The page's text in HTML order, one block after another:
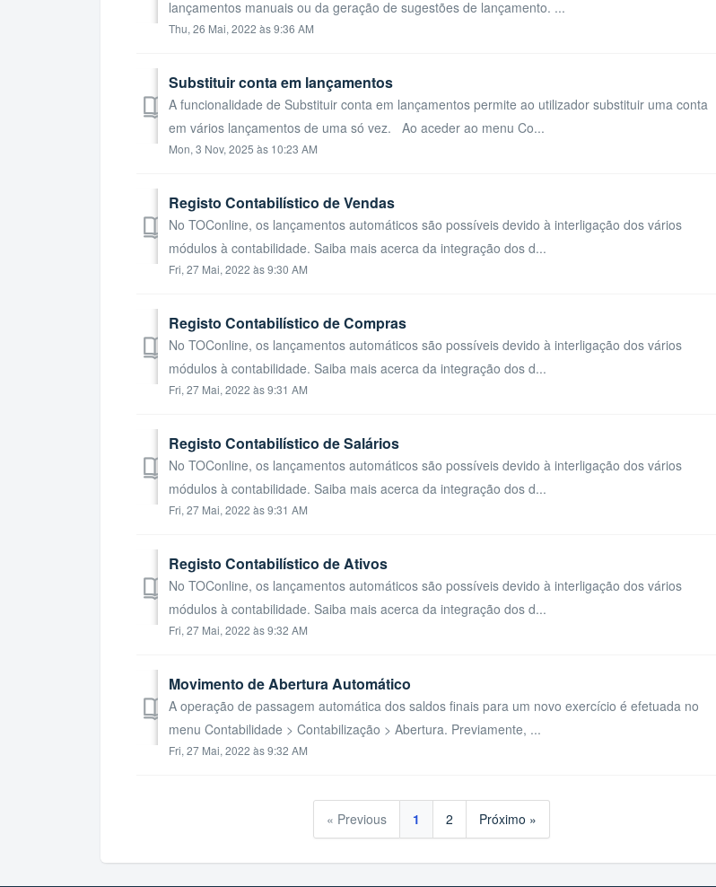
lançamentos manuais ou da geração de sugestões de lançamento. ...
Thu, 26 Mai, 2022 às 9:36 AM
Substituir conta em lançamentos
A funcionalidade de Substituir conta em lançamentos permite ao utilizador substituir uma conta
em vários lançamentos de uma só vez. Ao aceder ao menu Co...
Mon, 3 Nov, 2025 às 10:23 AM
Registo Contabilístico de Vendas
No TOConline, os lançamentos automáticos são possíveis devido à interligação dos vários
módulos à contabilidade. Saiba mais acerca da integração dos d...
Fri, 27 Mai, 2022 às 9:30 AM
Registo Contabilístico de Compras
No TOConline, os lançamentos automáticos são possíveis devido à interligação dos vários
módulos à contabilidade. Saiba mais acerca da integração dos d...
Fri, 27 Mai, 2022 às 9:31 AM
Registo Contabilístico de Salários
No TOConline, os lançamentos automáticos são possíveis devido à interligação dos vários
módulos à contabilidade. Saiba mais acerca da integração dos d...
Fri, 27 Mai, 2022 às 9:31 AM
Registo Contabilístico de Ativos
No TOConline, os lançamentos automáticos são possíveis devido à interligação dos vários
módulos à contabilidade. Saiba mais acerca da integração dos d...
Fri, 27 Mai, 2022 às 9:32 AM
Movimento de Abertura Automático
A operação de passagem automática dos saldos finais para um novo exercício é efetuada no
menu Contabilidade > Contabilização > Abertura. Previamente, ...
Fri, 27 Mai, 2022 às 9:32 AM
« Previous 1 2 Próximo »